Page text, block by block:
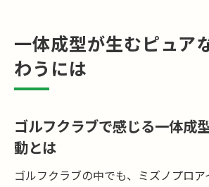
一体成型が生むピュア
わうには
ゴルフクラブで感じる一体成
動とは
ゴルフクラブの中でも、ミズノプロ